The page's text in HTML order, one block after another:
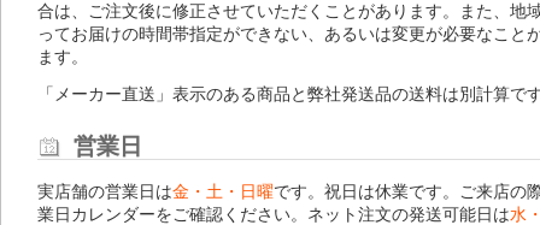
合は、ご注文後に修正させていただくことがあります。また、地
ってお届けの時間帯指定ができない、あるいは変更が必要なこと
ます。
「メーカー直送」表示のある商品と弊社発送品の送料は別計算で
営業日
実店舗の営業日は金・土・日曜です。祝日は休業です。ご来店の
業日カレンダーをご確認ください。ネット注文の発送可能日は水